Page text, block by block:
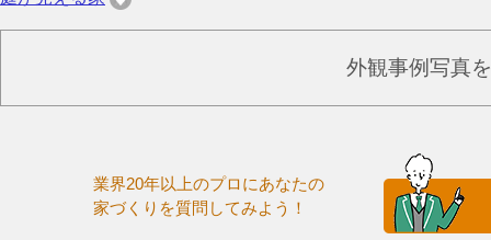
外観事例写真
業界20年以上のプロにあなたの
家づくりを質問してみよう！